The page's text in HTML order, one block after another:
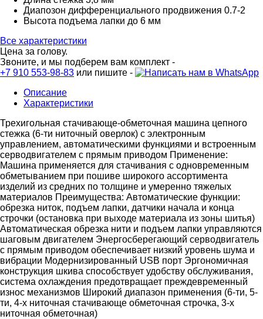
Диапозон дифференциального продвижения 0.7-2
Высота подъема лапки до 6 мм
Все характеристики
Цена за голову.
Звоните, и мы подберем вам комплект -
+7 910 553-98-83 или пишите -
Описание
Характеристики
Трехигольная стачивающе-обметочная машина цепного
стежка (6-ти ниточный оверлок) с электронным
управлением, автоматическими функциями и встроенным
серводвигателем с прямым приводом Применение:
Машина применяется для стачивания с одновременным
обметыванием при пошиве широкого ассортимента
изделий из средних по толщине и умеренно тяжелых
материалов Преимущества: Автоматические функции:
обрезка ниток, подъем лапки, датчики начала и конца
строчки (остановка при выходе материала из зоны шитья)
Автоматическая обрезка нити и подъем лапки управляются
шаговым двигателем Энергосберегающий серводвигатель
с прямым приводом обеспечивает низкий уровень шума и
вибрации Модернизированный USB порт Эргономичная
конструкция шкива способствует удобству обслуживания,
система охлаждения предотвращает преждевременный
износ механизмов Широкий диапазон применения (6-ти, 5-
ти, 4-х ниточная стачивающе обметочная строчка, 3-х
ниточная обметочная)